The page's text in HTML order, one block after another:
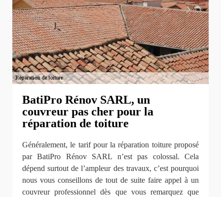
BatiPro Rénov SARL, un
couvreur pas cher pour la
réparation de toiture
Généralement, le tarif pour la réparation toiture proposé
par BatiPro Rénov SARL n’est pas colossal. Cela
dépend surtout de l’ampleur des travaux, c’est pourquoi
nous vous conseillons de tout de suite faire appel à un
couvreur professionnel dès que vous remarquez que